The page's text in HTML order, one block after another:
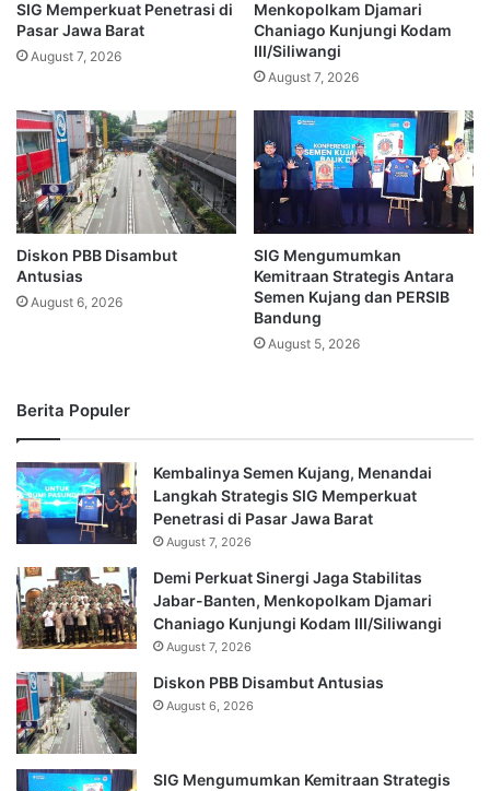
SIG Memperkuat Penetrasi di
Pasar Jawa Barat
August 7, 2026
Menkopolkam Djamari
Chaniago Kunjungi Kodam
III/Siliwangi
August 7, 2026
Diskon PBB Disambut
Antusias
August 6, 2026
SIG Mengumumkan
Kemitraan Strategis Antara
Semen Kujang dan PERSIB
Bandung
August 5, 2026
Berita Populer
Kembalinya Semen Kujang, Menandai
Langkah Strategis SIG Memperkuat
Penetrasi di Pasar Jawa Barat
August 7, 2026
Demi Perkuat Sinergi Jaga Stabilitas
Jabar-Banten, Menkopolkam Djamari
Chaniago Kunjungi Kodam III/Siliwangi
August 7, 2026
Diskon PBB Disambut Antusias
August 6, 2026
SIG Mengumumkan Kemitraan Strategis